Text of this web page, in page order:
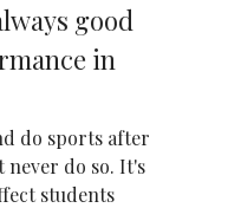
good
in
do sports after
never do so. It's
students